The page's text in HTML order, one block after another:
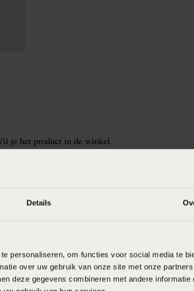
Details
personaliseren, om functies voor social media te
over uw gebruik van onze site met onze
deze gegevens combineren met andere informatie
je het product in de winkel